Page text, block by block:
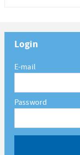
Login
E-mail
Password